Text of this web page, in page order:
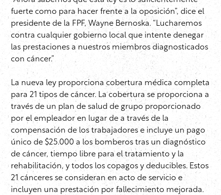
fuerte como para hacer frente a la oposición”, dice el
presidente de la FPF, Wayne Bernoska. “Lucharemos
contra cualquier gobierno local que intente denegar
las prestaciones a nuestros miembros diagnosticados
con cáncer.”
La nueva ley proporciona cobertura médica completa
para 21 tipos de cáncer. La cobertura se proporciona a
través de un plan de salud de grupo proporcionado
por el empleador en lugar de a través de la
compensación de los trabajadores e incluye un pago
único de $25.000 a los bomberos tras un diagnóstico
de cáncer, tiempo libre para el tratamiento y la
rehabilitación, y todos los copagos y deducibles. Estos
21 cánceres se consideran en acto de servicio e
incluyen una prestación por fallecimiento mejorada.